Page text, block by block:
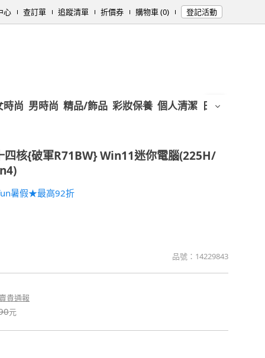
心 查訂單 追蹤清單 折價券 購物車 (0) 登記活動
時尚 男時尚 精品/飾品 彩妝保養 個人清潔 日用/紙品
核{破軍R71BW} Win11迷你電腦(225H/
暑假★最高92折
品號： 14229843
貴通報
元